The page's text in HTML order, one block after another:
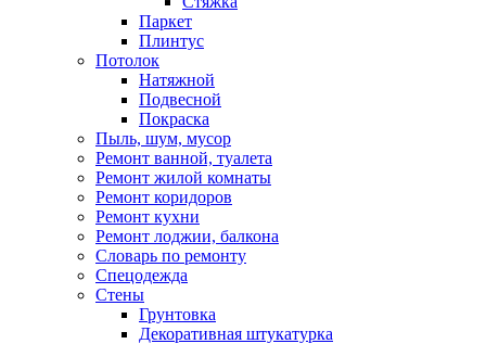
Паркет
Плинтус
Потолок
Натяжной
Подвесной
Покраска
Пыль, шум, мусор
Ремонт ванной, туалета
Ремонт жилой комнаты
Ремонт коридоров
Ремонт кухни
Ремонт лоджии, балкона
Словарь по ремонту
Спецодежда
Стены
Грунтовка
Декоративная штукатурка